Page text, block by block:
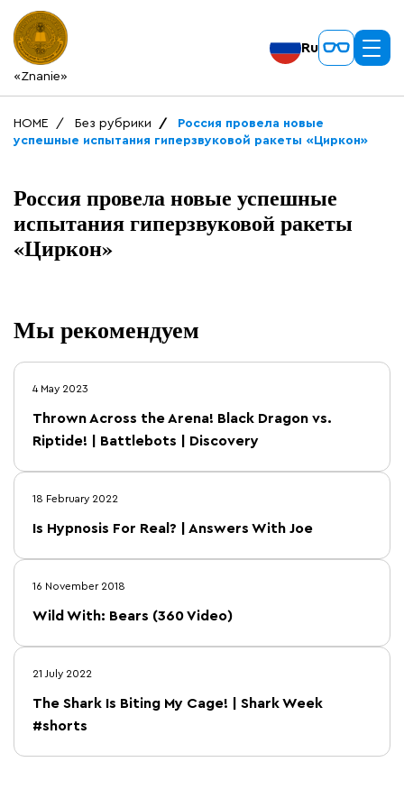
«Znanie»
Ru
HOME Без рубрики
Россия провела новые
успешные испытания гиперзвуковой ракеты «Циркон»
Россия провела новые успешные
испытания гиперзвуковой ракеты
«Циркон»
Мы рекомендуем
4 May 2023
Thrown Across the Arena! Black Dragon vs.
Riptide! | Battlebots | Discovery
18 February 2022
Is Hypnosis For Real? | Answers With Joe
16 November 2018
Wild With: Bears (360 Video)
21 July 2022
The Shark Is Biting My Cage! | Shark Week
#shorts